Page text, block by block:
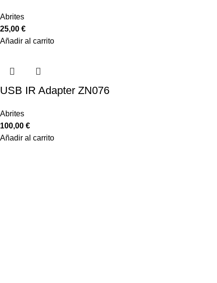
Abrites
25,00 €
Añadir al carrito
USB IR Adapter ZN076
Abrites
100,00 €
Añadir al carrito